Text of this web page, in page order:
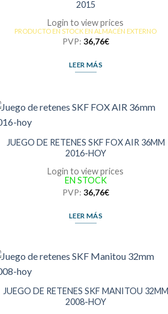
2015
Login to view prices
PRODUCTO EN STOCK EN ALMACÉN EXTERNO
PVP: 36,76€
LEER MÁS
JUEGO DE RETENES SKF FOX AIR 36MM
2016-HOY
Login to view prices
EN STOCK
PVP: 36,76€
LEER MÁS
JUEGO DE RETENES SKF MANITOU 32MM
2008-HOY